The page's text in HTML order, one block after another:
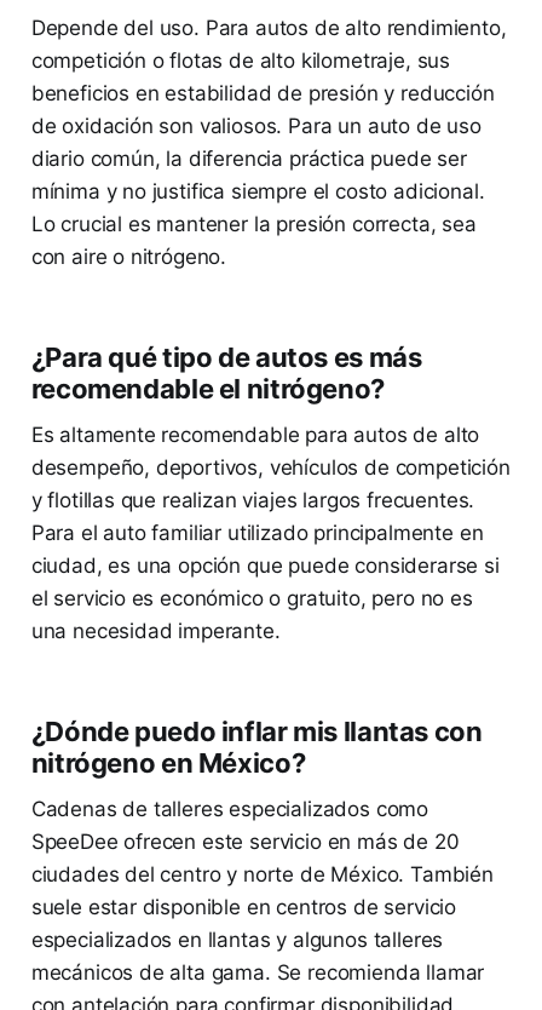
Depende del uso. Para autos de alto rendimiento,
competición o flotas de alto kilometraje, sus
beneficios en estabilidad de presión y reducción
de oxidación son valiosos. Para un auto de uso
diario común, la diferencia práctica puede ser
mínima y no justifica siempre el costo adicional.
Lo crucial es mantener la presión correcta, sea
con aire o nitrógeno.
¿Para qué tipo de autos es más
recomendable el nitrógeno?
Es altamente recomendable para autos de alto
desempeño, deportivos, vehículos de competición
y flotillas que realizan viajes largos frecuentes.
Para el auto familiar utilizado principalmente en
ciudad, es una opción que puede considerarse si
el servicio es económico o gratuito, pero no es
una necesidad imperante.
¿Dónde puedo inflar mis llantas con
nitrógeno en México?
Cadenas de talleres especializados como
SpeeDee ofrecen este servicio en más de 20
ciudades del centro y norte de México. También
suele estar disponible en centros de servicio
especializados en llantas y algunos talleres
mecánicos de alta gama. Se recomienda llamar